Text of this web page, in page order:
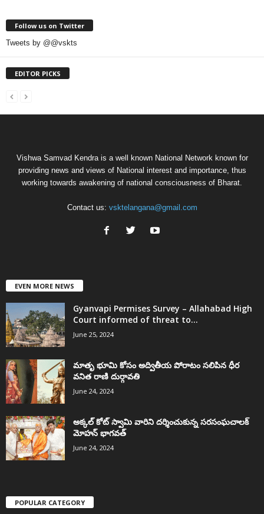
Follow us on Twitter
Tweets by @@vskts
EDITOR PICKS
Vishwa Samvad Kendra is a well known National Network known for
providing news and views of National interest and importance, thus
working towards awakening of national consciousness of Bharat.
Contact us: vsktelangana@gmail.com
EVEN MORE NEWS
Gyanvapi Permises Survey – Allahabad High
Court informed of threat to...
June 25, 2024
మాతృ భూమి కోసం అద్వితీయ పోరాటం సలిపిన ధీర
వనిత రాణి దుర్గావతి
June 24, 2024
అక్కల్‌ కోట్‌ స్వామి వారిని దర్శించుకున్న సరసంఘచాలక్
మోహన్ భాగవత్
June 24, 2024
POPULAR CATEGORY